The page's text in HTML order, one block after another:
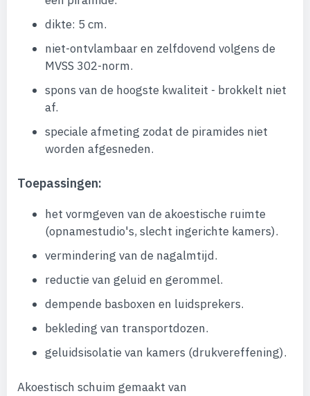
dikte: 5 cm.
niet-ontvlambaar en zelfdovend volgens de
MVSS 302-norm.
spons van de hoogste kwaliteit - brokkelt niet
af.
speciale afmeting zodat de piramides niet
worden afgesneden.
Toepassingen:
het vormgeven van de akoestische ruimte
(opnamestudio's, slecht ingerichte kamers).
vermindering van de nagalmtijd.
reductie van geluid en gerommel.
dempende basboxen en luidsprekers.
bekleding van transportdozen.
geluidsisolatie van kamers (drukvereffening).
Akoestisch schuim gemaakt van